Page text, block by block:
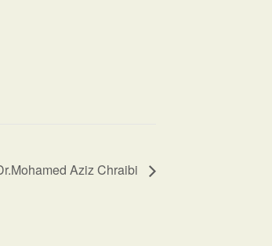
Aziz Chraibi